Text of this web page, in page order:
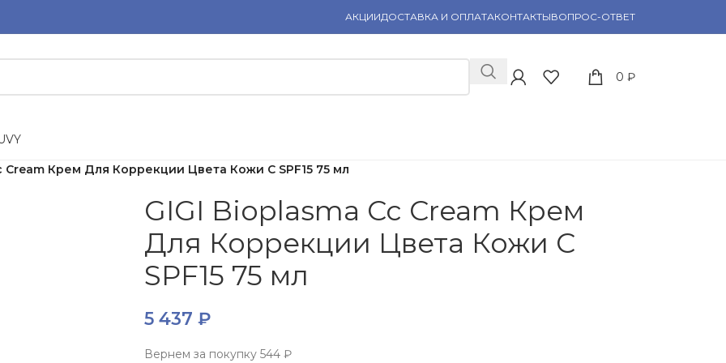
АКЦИИДОСТАВКА И ОПЛАТАКОНТАКТЫВОПРОС-ОТВЕТ
0 ₽
VY
Cream Крем Для Коррекции Цвета Кожи С SPF15 75 мл
GIGI Bioplasma Cc Cream Крем
Для Коррекции Цвета Кожи С
SPF15 75 мл
5 437 ₽
Вернем за покупку544 ₽